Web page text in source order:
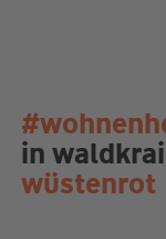
in
wüstenrot